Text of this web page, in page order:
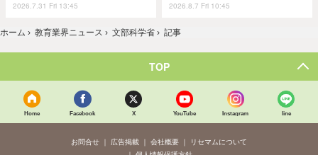
2026.7.31 Fri 13:45 2026.8.7 Fri 10:45
ホーム › 教育業界ニュース › 文部科学省 › 記事
TOP
Home Facebook X YouTube Instagram line
お問合せ 広告掲載 会社概要
リセマムについて